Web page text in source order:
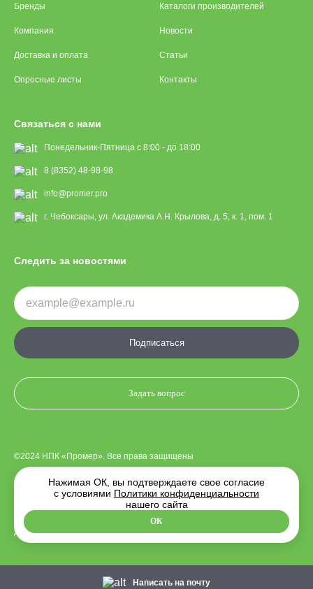
Написать на почту
Бренды
Компания
Доставка и оплата
Опросные листы
Каталоги производителей
Новости
Статьи
Контакты
Связаться с нами
Понедельник-Пятница с 8:00 - до 18:00
8 (8352) 48-98-98
info@promer.pro
г. Чебоксары, ул. Академика А.Н. Крылова, д. 5, к. 1, пом. 1
Следить за новостями
Подписаться
Задать вопрос
©2024 НПК «Промер». Все права защищены
Политика конфиденциальности
Дизайн сайта —Indigo Amigo. Разработка —MediaWorks
Нажимая ОК, вы подтверждаете свое согласие
с условиями Политики конфиденциальности
нашего сайта
ОК